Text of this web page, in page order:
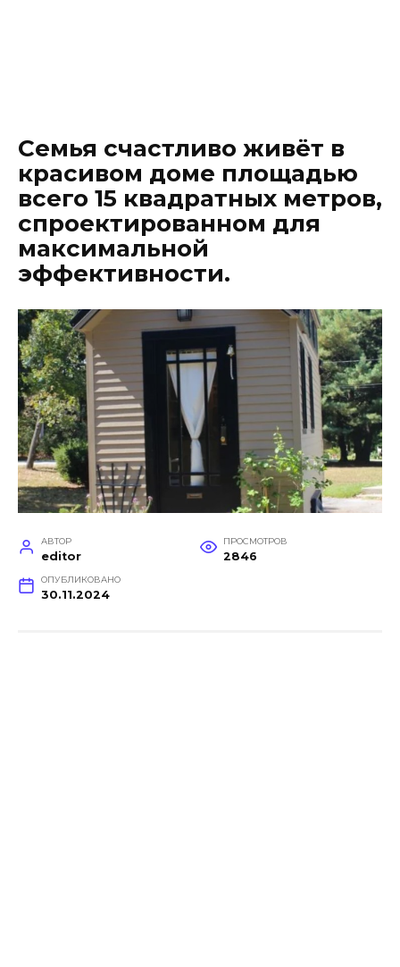
Семья счастливо живёт в
красивом доме площадью
всего 15 квадратных метров,
спроектированном для
максимальной
эффективности.
АВТОР
editor
ПРОСМОТРОВ
2846
ОПУБЛИКОВАНО
30.11.2024